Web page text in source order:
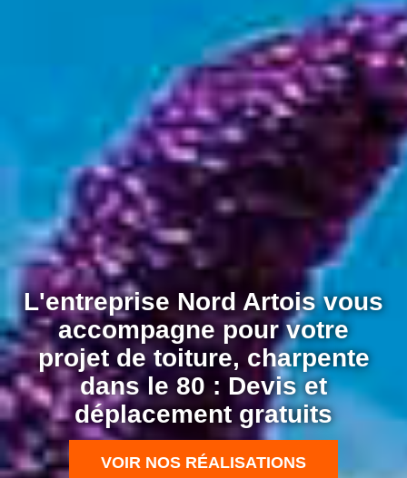
L'entreprise Nord Artois vous
accompagne pour votre
projet de toiture, charpente
dans le 80 : Devis et
déplacement gratuits
VOIR NOS RÉALISATIONS